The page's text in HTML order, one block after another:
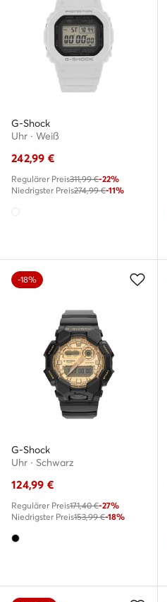
G-Shock
Uhr · Weiß
242,99 €
Regulärer Preis311,99 €-22%
Niedrigster Preis274,99 €-11%
-18%
G-Shock
Uhr · Schwarz
124,99 €
Regulärer Preis171,40 €-27%
Niedrigster Preis153,99 €-18%